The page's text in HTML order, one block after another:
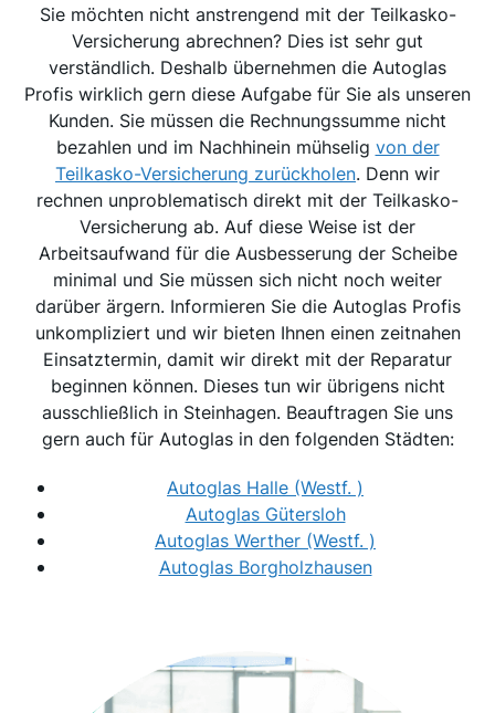
Sie möchten nicht anstrengend mit der Teilkasko-
Versicherung abrechnen? Dies ist sehr gut
verständlich. Deshalb übernehmen die Autoglas
Profis wirklich gern diese Aufgabe für Sie als unseren
Kunden. Sie müssen die Rechnungssumme nicht
bezahlen und im Nachhinein mühselig von der
Teilkasko-Versicherung zurückholen. Denn wir
rechnen unproblematisch direkt mit der Teilkasko-
Versicherung ab. Auf diese Weise ist der
Arbeitsaufwand für die Ausbesserung der Scheibe
minimal und Sie müssen sich nicht noch weiter
darüber ärgern. Informieren Sie die Autoglas Profis
unkompliziert und wir bieten Ihnen einen zeitnahen
Einsatztermin, damit wir direkt mit der Reparatur
beginnen können. Dieses tun wir übrigens nicht
ausschließlich in Steinhagen. Beauftragen Sie uns
gern auch für Autoglas in den folgenden Städten:
Autoglas Halle (Westf. )
Autoglas Gütersloh
Autoglas Werther (Westf. )
Autoglas Borgholzhausen